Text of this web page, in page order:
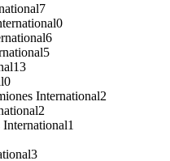
7
0
6
5
13
0
International2
2
1
3